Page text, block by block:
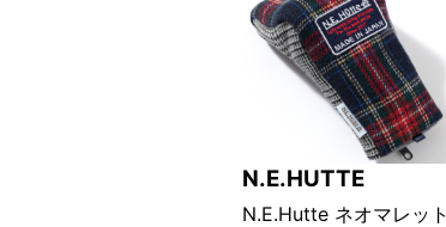
N.E.HUTTE
N.E.Hutte ネオマレット